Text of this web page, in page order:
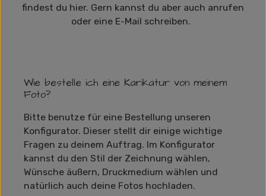
findest du hier. Gern kannst du aber auch anrufen
oder eine E-Mail schreiben.
Wie bestelle ich eine Karikatur von meinem
Foto?
Bitte benutze für eine Bestellung unseren
Konfigurator. Dieser stellt dir einige wichtige
Fragen zu deinem Auftrag. Im Konfigurator
kannst du den Stil der Zeichnung wählen,
Wünsche äußern, Druckmedium wählen und
natürlich auch deine Fotos hochladen.